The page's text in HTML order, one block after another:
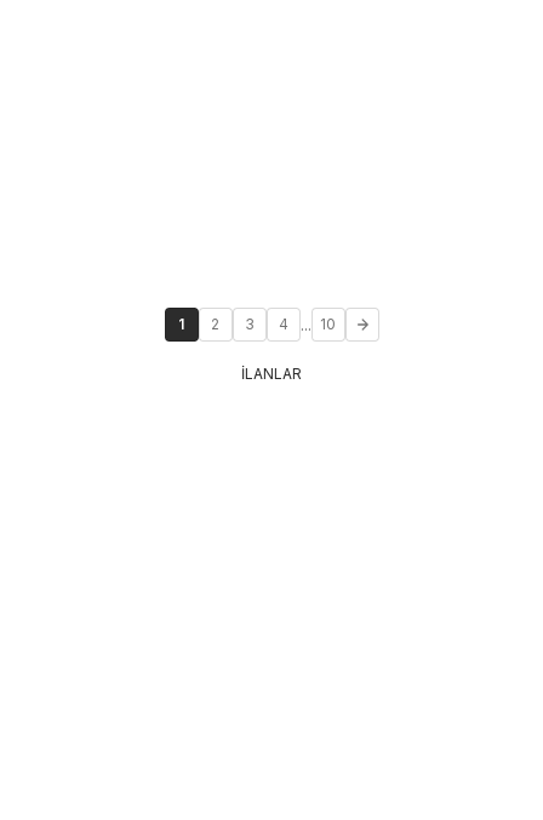
1 2 3 4 ... 10
İLANLAR